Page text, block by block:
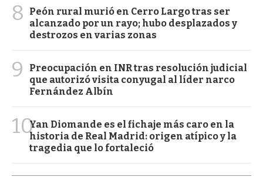
8
Peón rural murió en Cerro Largo tras ser
alcanzado por un rayo; hubo desplazados y
destrozos en varias zonas
9
Preocupación en INR tras resolución judicial
que autorizó visita conyugal al líder narco
Fernández Albín
10Yan Diomande es el fichaje más caro en la
historia de Real Madrid: origen atípico y la
tragedia que lo fortaleció